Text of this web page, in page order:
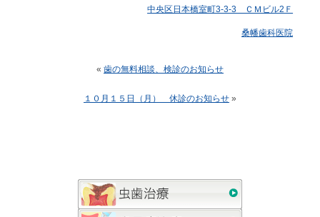
中央区日本橋室町3-3-3 ＣＭビル2Ｆ
桑幡歯科医院
« 歯の無料相談、検診のお知らせ
１０月１５日（月） 休診のお知らせ »